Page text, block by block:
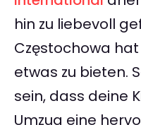
hin zu liebevoll
Częstochowa
etwas zu bieten.
sein, dass deine
Umzug eine